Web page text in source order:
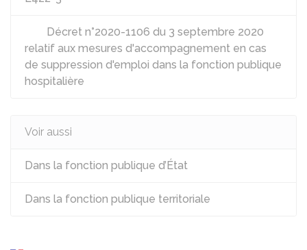
Décret n°2020-1106 du 3 septembre 2020
relatif aux mesures d'accompagnement en cas
de suppression d'emploi dans la fonction publique
hospitalière
Voir aussi
Dans la fonction publique d’État
Dans la fonction publique territoriale